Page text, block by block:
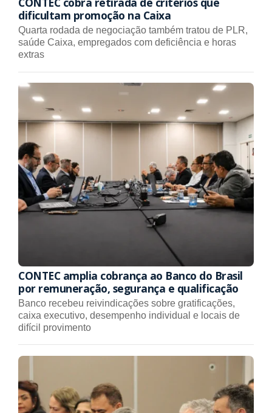
dificultam promoção na Caixa
Quarta rodada de negociação também tratou de PLR,
saúde Caixa, empregados com deficiência e horas
extras
CONTEC amplia cobrança ao Banco do Brasil
por remuneração, segurança e qualificação
Banco recebeu reivindicações sobre gratificações,
caixa executivo, desempenho individual e locais de
difícil provimento